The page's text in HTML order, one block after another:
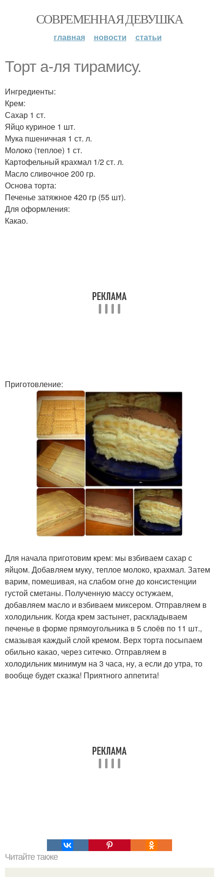
СОВРЕМЕННАЯ ДЕВУШКА
главная новости статьи
Торт а-ля тирамису.
Ингредиенты:
Крем:
Сахар 1 ст.
Яйцо куриное 1 шт.
Мука пшеничная 1 ст. л.
Молоко (теплое) 1 ст.
Картофельный крахмал 1/2 ст. л.
Масло сливочное 200 гр.
Основа торта:
Печенье затяжное 420 гр (55 шт).
Для оформления:
Какао.
Приготовление:
Для начала приготовим крем: мы взбиваем сахар с
яйцом. Добавляем муку, теплое молоко, крахмал. Затем
варим, помешивая, на слабом огне до консистенции
густой сметаны. Полученную массу остужаем,
добавляем масло и взбиваем миксером. Отправляем в
холодильник. Когда крем застынет, раскладываем
печенье в форме прямоугольника в 5 слоёв по 11 шт.,
смазывая каждый слой кремом. Верх торта посыпаем
обильно какао, через ситечко. Отправляем в
холодильник минимум на 3 часа, ну, а если до утра, то
вообще будет сказка! Приятного аппетита!
Читайте также